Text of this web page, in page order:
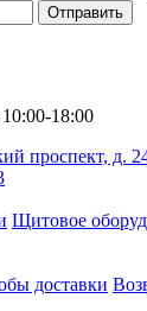
Отправить
18:00
проспект, д.
Щитовое
доставки